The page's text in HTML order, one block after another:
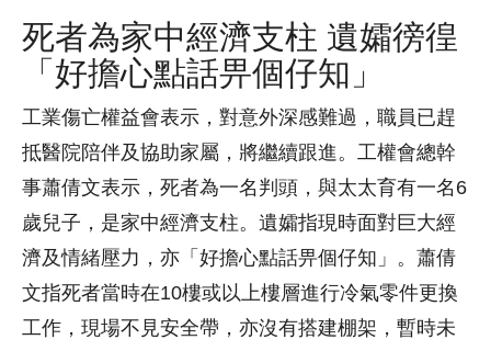
死者為家中經濟支柱 遺孀徬徨
「好擔心點話畀個仔知」
工業傷亡權益會表示，對意外深感難過，職員已趕
抵醫院陪伴及協助家屬，將繼續跟進。工權會總幹
事蕭倩文表示，死者為一名判頭，與太太育有一名6
歲兒子，是家中經濟支柱。遺孀指現時面對巨大經
濟及情緒壓力，亦「好擔心點話畀個仔知」。蕭倩
文指死者當時在10樓或以上樓層進行冷氣零件更換
工作，現場不見安全帶，亦沒有搭建棚架，暫時未